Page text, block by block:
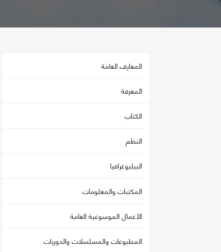
المعارف العامة
المعرفة
الكتاب
النظم
البيليوغرافيا
المكتبات والمعلومات
الأعمال الموسوعية العامة
المطبوعات والمسلسلات والدوريات